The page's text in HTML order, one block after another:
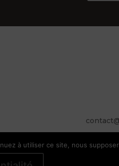
& Politique de Confidentialité
à utiliser ce site, nous